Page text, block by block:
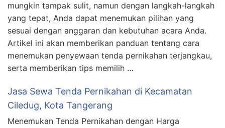
mungkin tampak sulit, namun dengan langkah-langkah
yang tepat, Anda dapat menemukan pilihan yang
sesuai dengan anggaran dan kebutuhan acara Anda.
Artikel ini akan memberikan panduan tentang cara
menemukan penyewaan tenda pernikahan terjangkau,
serta memberikan tips memilih …
Jasa Sewa Tenda Pernikahan di Kecamatan
Ciledug, Kota Tangerang
Menemukan Tenda Pernikahan dengan Harga